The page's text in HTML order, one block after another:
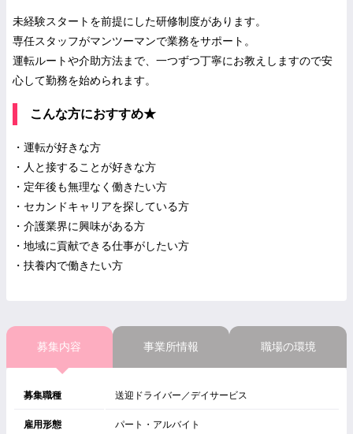
未経験スタートを前提にした研修制度があります。
専任スタッフがマンツーマンで業務をサポート。
運転ルートや介助方法まで、一つずつ丁寧にお教えしますので安
心して勤務を始められます。
こんな方におすすめ★
・運転が好きな方
・人と接することが好きな方
・定年後も無理なく働きたい方
・セカンドキャリアを探している方
・介護業界に興味がある方
・地域に貢献できる仕事がしたい方
・扶養内で働きたい方
募集内容 事業所情報 職場の環境
募集職種 送迎ドライバー／デイサービス
雇用形態 パート・アルバイト